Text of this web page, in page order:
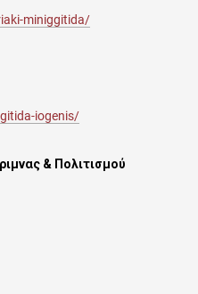
miniggitida/
iogenis/
& Πολιτισμού